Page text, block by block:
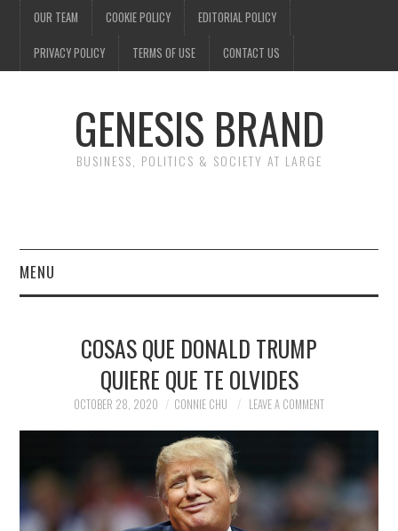
OUR TEAM COOKIE POLICY EDITORIAL POLICY
PRIVACY POLICY TERMS OF USE CONTACT US
GENESIS BRAND
BUSINESS, POLITICS & SOCIETY AT LARGE
MENU
FINANCECOSAS QUE DONALD TRUMP
QUIERE QUE TE OLVIDES
OCTOBER 28, 2020 CONNIE CHU LEAVE A COMMENT